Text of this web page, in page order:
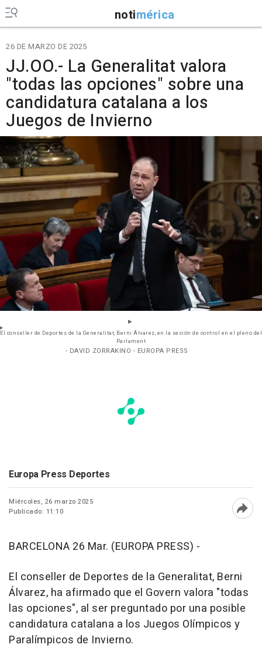
notimérica
26 DE MARZO DE 2025
JJ.OO.- La Generalitat valora
"todas las opciones" sobre una
candidatura catalana a los
Juegos de Invierno
El conseller de Deportes de la Generalitat, Berni Álvarez, en la sesión de control en el pleno del
Parlament
- DAVID ZORRAKINO - EUROPA PRESS
Europa Press Deportes
Miércoles, 26 marzo 2025
Publicado: 11:10
BARCELONA 26 Mar. (EUROPA PRESS) -
El conseller de Deportes de la Generalitat, Berni
Álvarez, ha afirmado que el Govern valora "todas
las opciones", al ser preguntado por una posible
candidatura catalana a los Juegos Olímpicos y
Paralímpicos de Invierno.